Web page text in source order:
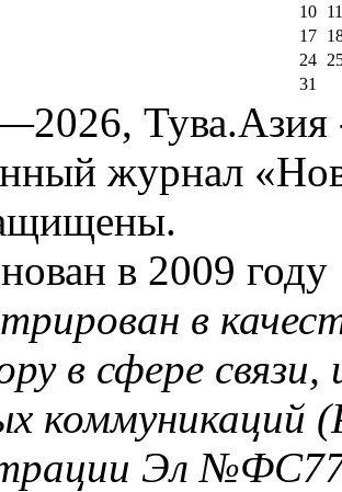
10
11
17
24
31
Тува.Азия
журнал
в 2009 году
в
в сфере
коммуникаций
Эл